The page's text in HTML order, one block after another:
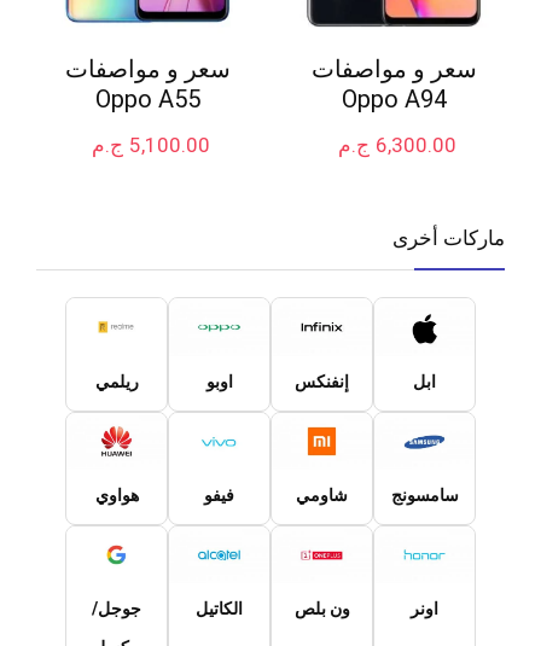
سعر و مواصفات
Oppo A94
ج.م 6,300.00
سعر و مواصفات
Oppo A55
ج.م 5,100.00
ماركات أخرى
ابل إنفنكس اوبو ريلمي
سامسونج شاومي فيفو هواوي
اونر ون بلص الكاتيل
جوجل/